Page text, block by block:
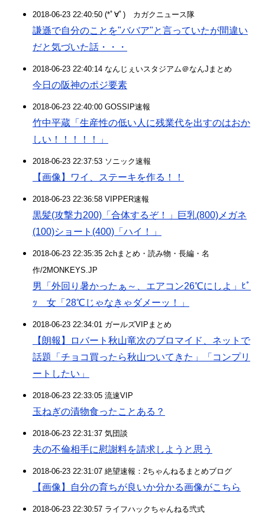
2018-06-23 22:40:50 (*ﾟ∀ﾟ)ゞカガクニュース隊
謙遜で自分のことを"ババア"と言っていたが間違い
だと気づいた話・・・
2018-06-23 22:40:14 なんじぇいスタジアム＠なんJまとめ
今日の阪神のポジ要素
2018-06-23 22:40:00 GOSSIP速報
竹中平蔵「生産性の低い人に残業代を出すのはおか
しい！！！！！」
2018-06-23 22:37:53 ソニック速報
【画像】ワイ、ステーキを作る！！
2018-06-23 22:36:58 VIPPER速報
黒髪(攻撃力200)「合体するぞ！」巨乳(800)メガネ
(100)ショート(400)「ハイ！」
2018-06-23 22:35:35 2chまとめ・読み物・長編・名
作/2MONKEYS.JP
男「外回り暑かったぁ～、エアコン26℃にしよ」ﾋﾟ
ｯ 女「28℃じゃなきゃダメーッ！」
2018-06-23 22:34:01 ガールズVIPまとめ
【朗報】ロバート秋山竜次のブロマイド、ネットで
話題「チョコ買ったら秋山ついてきた」「コンプリ
ートしたい」
2018-06-23 22:33:05 流速VIP
玉ねぎの漬物食ったことある？
2018-06-23 22:31:37 気団談
夫の不倫相手に慰謝料を請求しようと思う
2018-06-23 22:31:07 絶望速報：2ちゃんねるまとめブログ
【画像】自分の育ちが良いか分かる画像がこちら
2018-06-23 22:30:57 ライフハックちゃんねる弐式